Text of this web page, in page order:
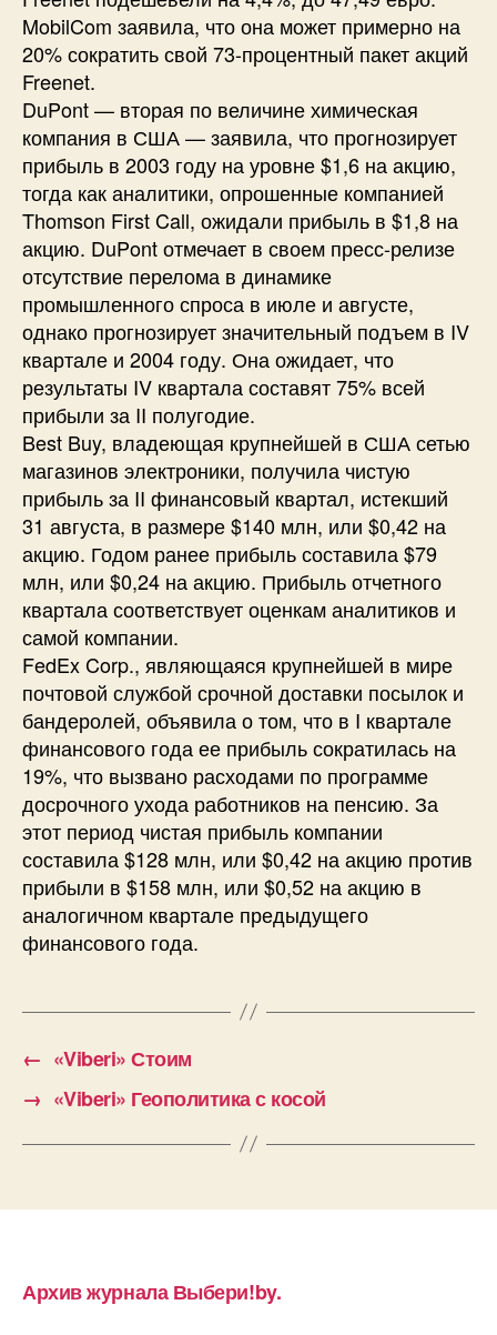
MobilCom заявила, что она может примерно на
20% сократить свой 73-процентный пакет акций
Freenet.
DuPont — вторая по величине химическая
компания в США — заявила, что прогнозирует
прибыль в 2003 году на уровне $1,6 на акцию,
тогда как аналитики, опрошенные компанией
Thomson First Call, ожидали прибыль в $1,8 на
акцию. DuPont отмечает в своем пресс-релизе
отсутствие перелома в динамике
промышленного спроса в июле и августе,
однако прогнозирует значительный подъем в IV
квартале и 2004 году. Она ожидает, что
результаты IV квартала составят 75% всей
прибыли за II полугодие.
Best Buy, владеющая крупнейшей в США сетью
магазинов электроники, получила чистую
прибыль за II финансовый квартал, истекший
31 августа, в размере $140 млн, или $0,42 на
акцию. Годом ранее прибыль составила $79
млн, или $0,24 на акцию. Прибыль отчетного
квартала соответствует оценкам аналитиков и
самой компании.
FedEx Corp., являющаяся крупнейшей в мире
почтовой службой срочной доставки посылок и
бандеролей, объявила о том, что в I квартале
финансового года ее прибыль сократилась на
19%, что вызвано расходами по программе
досрочного ухода работников на пенсию. За
этот период чистая прибыль компании
составила $128 млн, или $0,42 на акцию против
прибыли в $158 млн, или $0,52 на акцию в
аналогичном квартале предыдущего
финансового года.
← «Viberi» Стоим
→ «Viberi» Геополитика с косой
Архив журнала Выбери!by.